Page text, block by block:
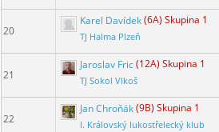
20
Karel Davídek(6A) Skupina 1
TJ Halma Plzeň
21
Jaroslav Fric(12A) Skupina 1
TJ Sokol Vlkoš
22
Jan Chroňák(9B) Skupina 1
I. Královský lukostřelecký klub